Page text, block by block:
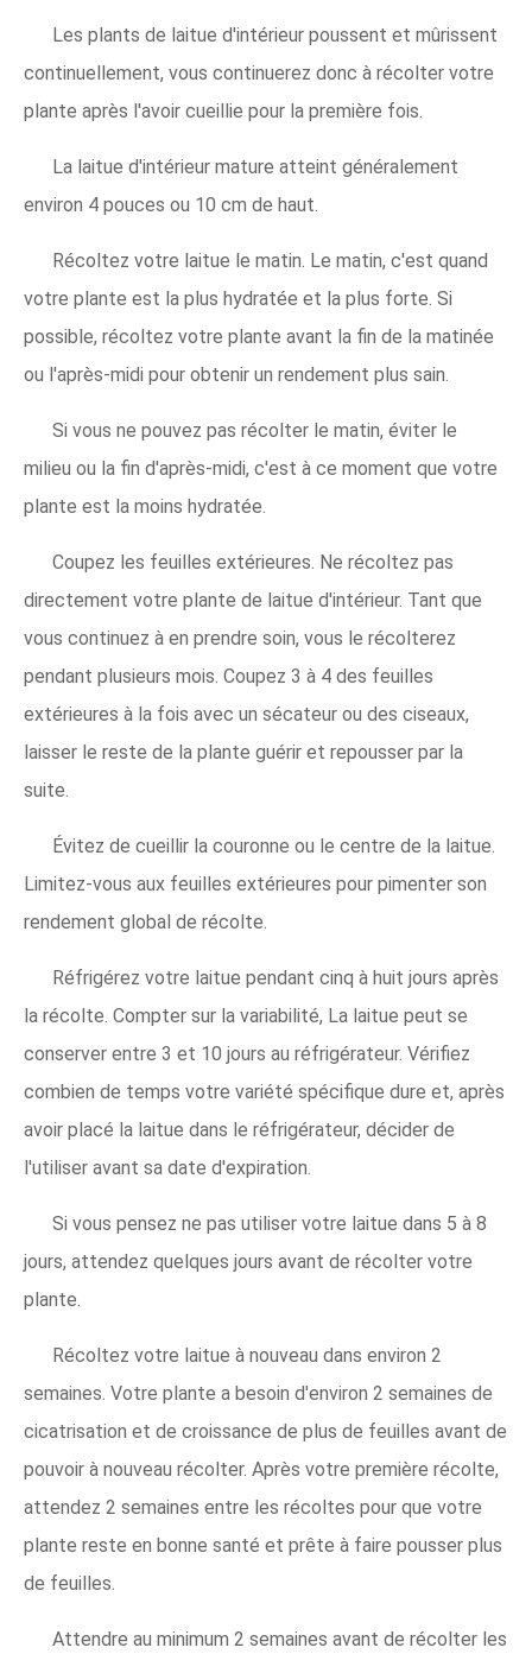
Les plants de laitue d'intérieur poussent et mûrissent
continuellement, vous continuerez donc à récolter votre
plante après l'avoir cueillie pour la première fois.
La laitue d'intérieur mature atteint généralement
environ 4 pouces ou 10 cm de haut.
Récoltez votre laitue le matin. Le matin, c'est quand
votre plante est la plus hydratée et la plus forte. Si
possible, récoltez votre plante avant la fin de la matinée
ou l'après-midi pour obtenir un rendement plus sain.
Si vous ne pouvez pas récolter le matin, éviter le
milieu ou la fin d'après-midi, c'est à ce moment que votre
plante est la moins hydratée.
Coupez les feuilles extérieures. Ne récoltez pas
directement votre plante de laitue d'intérieur. Tant que
vous continuez à en prendre soin, vous le récolterez
pendant plusieurs mois. Coupez 3 à 4 des feuilles
extérieures à la fois avec un sécateur ou des ciseaux,
laisser le reste de la plante guérir et repousser par la
suite.
Évitez de cueillir la couronne ou le centre de la laitue.
Limitez-vous aux feuilles extérieures pour pimenter son
rendement global de récolte.
Réfrigérez votre laitue pendant cinq à huit jours après
la récolte. Compter sur la variabilité, La laitue peut se
conserver entre 3 et 10 jours au réfrigérateur. Vérifiez
combien de temps votre variété spécifique dure et, après
avoir placé la laitue dans le réfrigérateur, décider de
l'utiliser avant sa date d'expiration.
Si vous pensez ne pas utiliser votre laitue dans 5 à 8
jours, attendez quelques jours avant de récolter votre
plante.
Récoltez votre laitue à nouveau dans environ 2
semaines. Votre plante a besoin d'environ 2 semaines de
cicatrisation et de croissance de plus de feuilles avant de
pouvoir à nouveau récolter. Après votre première récolte,
attendez 2 semaines entre les récoltes pour que votre
plante reste en bonne santé et prête à faire pousser plus
de feuilles.
Attendre au minimum 2 semaines avant de récolter les